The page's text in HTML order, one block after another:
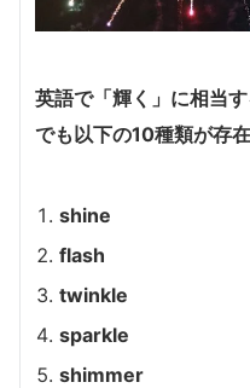
英語で「輝く」に相当
でも以下の10種類が存在
shine
flash
twinkle
sparkle
shimmer